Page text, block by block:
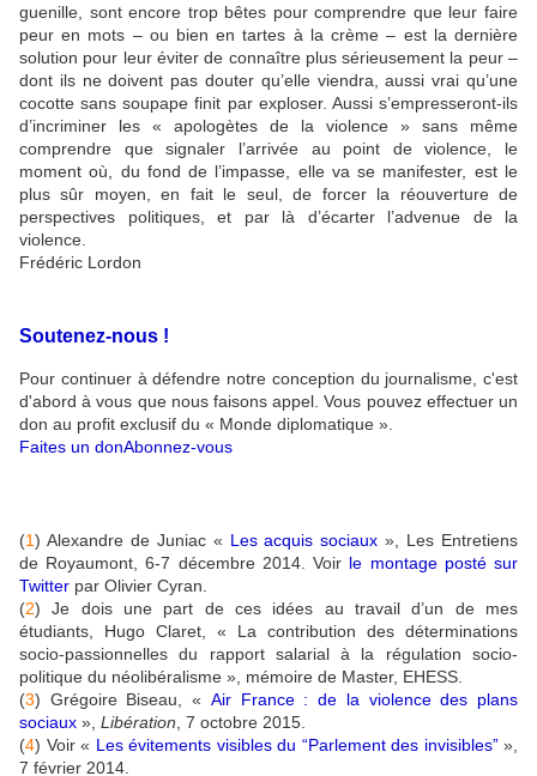
guenille, sont encore trop bêtes pour comprendre que leur faire
peur en mots – ou bien en tartes à la crème – est la dernière
solution pour leur éviter de connaître plus sérieusement la peur –
dont ils ne doivent pas douter qu’elle viendra, aussi vrai qu’une
cocotte sans soupape finit par exploser. Aussi s’empresseront-ils
d’incriminer les « apologètes de la violence » sans même
comprendre que signaler l’arrivée au point de violence, le
moment où, du fond de l’impasse, elle va se manifester, est le
plus sûr moyen, en fait le seul, de forcer la réouverture de
perspectives politiques, et par là d’écarter l’advenue de la
violence.
Frédéric Lordon
Soutenez-nous !
Pour continuer à défendre notre conception du journalisme, c'est
d'abord à vous que nous faisons appel. Vous pouvez effectuer un
don au profit exclusif du « Monde diplomatique ».
Faites un donAbonnez-vous
(1) Alexandre de Juniac « Les acquis sociaux », Les Entretiens
de Royaumont, 6-7 décembre 2014. Voir le montage posté sur
Twitter par Olivier Cyran.
(2) Je dois une part de ces idées au travail d’un de mes
étudiants, Hugo Claret, « La contribution des déterminations
socio-passionnelles du rapport salarial à la régulation socio-
politique du néolibéralisme », mémoire de Master, EHESS.
(3) Grégoire Biseau, « Air France : de la violence des plans
sociaux », Libération , 7 octobre 2015.
(4) Voir « Les évitements visibles du “Parlement des invisibles”»,
7 février 2014.